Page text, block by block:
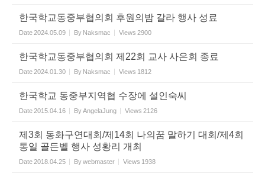
한국학교동중부협의회 후원의밤 갈라 행사 성료
Date2024.05.09 By Naksmac Views 2900
한국학교동중부협의회 제22회 교사 사은회 종료
Date2024.01.30 By Naksmac Views 1812
한국학교 동중부지역협 수장에 설인숙씨
Date2015.04.16 ByAngelaJung Views 2126
제3회 동화구연대회/제14회 나의꿈 말하기 대회/제4회
통일 골든벨 행사 성황리 개최
Date2018.04.25 Bywebmaster Views 1938